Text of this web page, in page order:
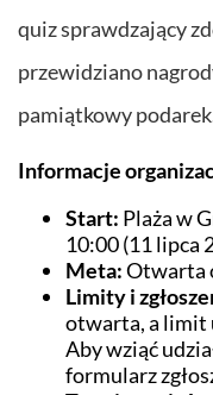
quiz sprawdzający
przewidziano
pamiątkowy
Informacje
Start: Plaża w
10:00 (11 lipca
Meta:Otwarta
Limity i
otwarta, a limit
Aby wziąć
formularz